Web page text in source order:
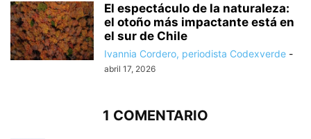
El espectáculo de la naturaleza:
el otoño más impactante está en
el sur de Chile
Ivannia Cordero, periodista Codexverde -
abril 17, 2026
1 COMENTARIO